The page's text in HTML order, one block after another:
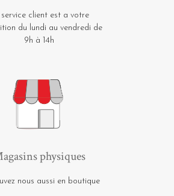
service client est a votre
du lundi au vendredi de
9h à 14h
physiques
nous aussi en boutique